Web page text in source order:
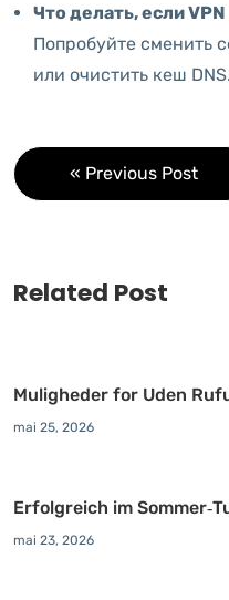
Что делать, если
Попробуйте сменить
или очистить кеш DNS.
« Previous Post
Related Post
Muligheder for Uden
mai 25, 2026
Erfolgreich im
mai 23, 2026